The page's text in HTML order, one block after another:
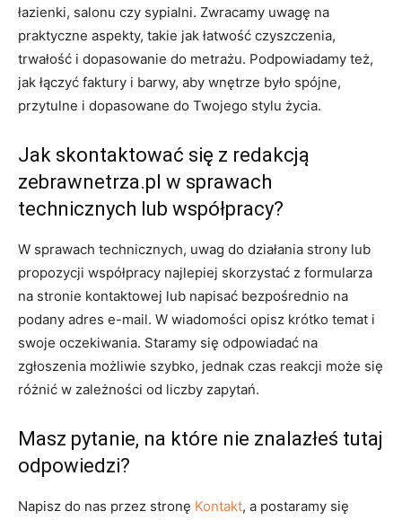
łazienki, salonu czy sypialni. Zwracamy uwagę na
praktyczne aspekty, takie jak łatwość czyszczenia,
trwałość i dopasowanie do metrażu. Podpowiadamy też,
jak łączyć faktury i barwy, aby wnętrze było spójne,
przytulne i dopasowane do Twojego stylu życia.
Jak skontaktować się z redakcją
zebrawnetrza.pl w sprawach
technicznych lub współpracy?
W sprawach technicznych, uwag do działania strony lub
propozycji współpracy najlepiej skorzystać z formularza
na stronie kontaktowej lub napisać bezpośrednio na
podany adres e-mail. W wiadomości opisz krótko temat i
swoje oczekiwania. Staramy się odpowiadać na
zgłoszenia możliwie szybko, jednak czas reakcji może się
różnić w zależności od liczby zapytań.
Masz pytanie, na które nie znalazłeś tutaj
odpowiedzi?
Napisz do nas przez stronę Kontakt, a postaramy się